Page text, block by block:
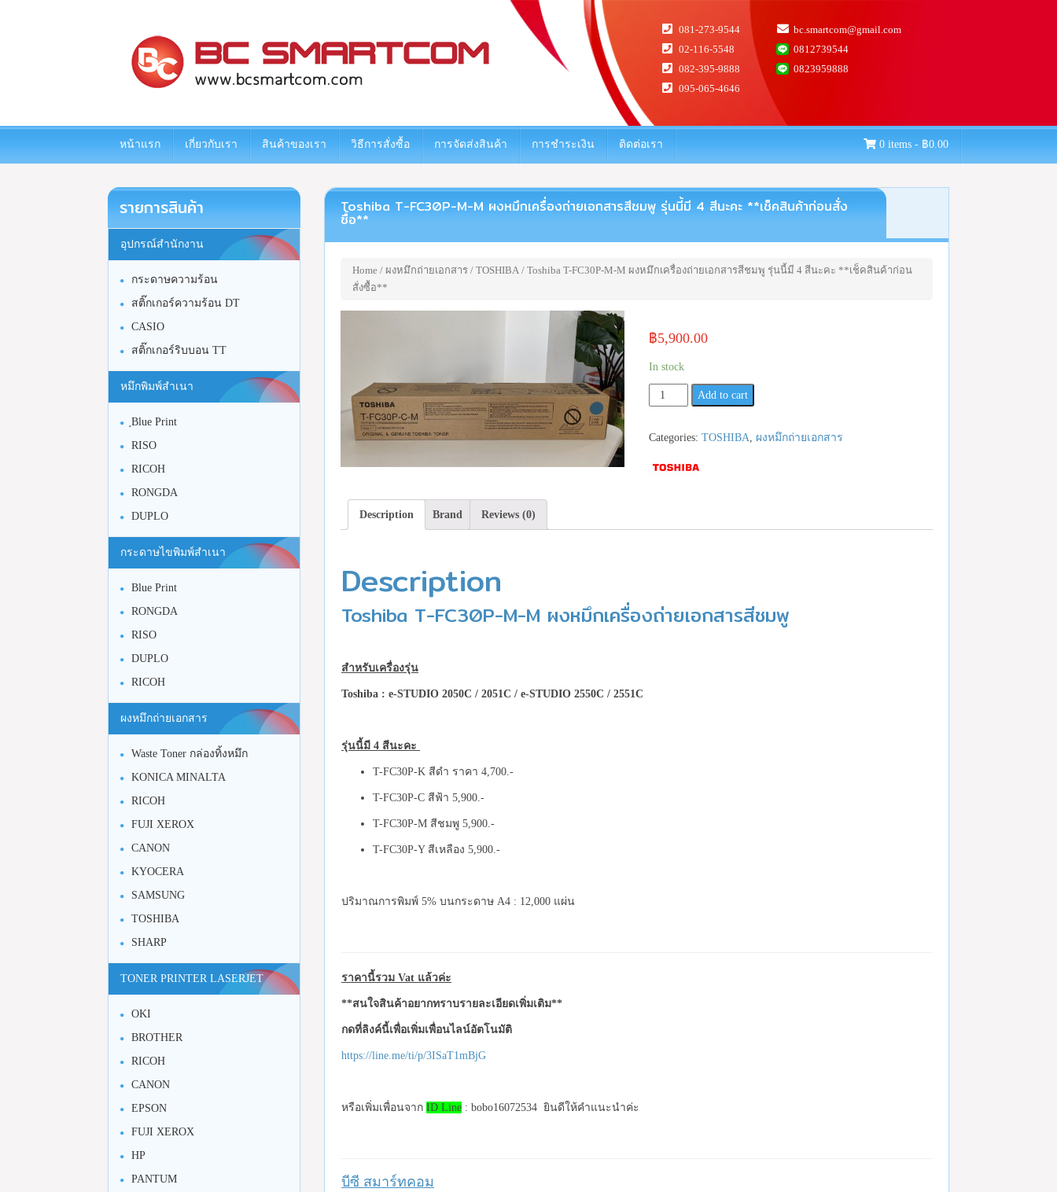
081-273-9544
bc.smartcom@gmail.com
02-116-5548
0812739544
082-395-9888
0823959888
095-065-4646
หน้าแรก เกี่ยวกับเรา สินค้าของเรา วิธีการสั่งซื้อ การจัดส่งสินค้า การชำระเงิน ติดต่อเรา 0 items - ฿0.00
Toshiba T-FC30P-M-M ผงหมึกเครื่องถ่ายเอกสารสีชมพู รุ่นนี้มี 4 สีนะคะ **เช็คสินค้าก่อนสั่ง
ซื้อ**
Home / ผงหมึกถ่ายเอกสาร / TOSHIBA / Toshiba T-FC30P-M-M ผงหมึกเครื่องถ่ายเอกสารสีชมพู รุ่นนี้มี 4 สีนะคะ **เช็คสินค้าก่อน
สั่งซื้อ**
฿5,900.00
In stock
Toshiba
T-
M
นี้
Add to cart
Categories: TOSHIBA, ผงหมึกถ่ายเอกสาร
Description Brand Reviews (0)
Description
Toshiba T-FC30P-M-M ผงหมึกเครื่องถ่ายเอกสารสีชมพู
สำหรับเครื่องรุ่น
Toshiba : e-STUDIO 2050C / 2051C / e-STUDIO 2550C / 2551C
รุ่นนี้มี 4 สีนะคะ
T-FC30P-K สีดำ ราคา 4,700.-
T-FC30P-C สีฟ้า 5,900.-
T-FC30P-M สีชมพู 5,900.-
T-FC30P-Y สีเหลือง 5,900.-
ปริมาณการพิมพ์ 5% บนกระดาษ A4 : 12,000 แผ่น
ราคานี้รวม Vat แล้วค่ะ
**สนใจสินค้าอยากทราบรายละเอียดเพิ่มเติม**
กดที่ลิงค์นี้เพื่อเพิ่มเพื่อนไลน์อัตโนมัติ
https://line.me/ti/p/3ISaT1mBjG
หรือเพิ่มเพื่อนจาก ID Line : bobo16072534 ยินดีให้คำแนะนำค่ะ
บีซี สมาร์ทคอม
รายการสินค้า
อุปกรณ์สำนักงาน
กระดาษความร้อน
สติ๊กเกอร์ความร้อน DT
CASIO
สติ๊กเกอร์ริบบอน TT
หมึกพิมพ์สำเนา
ฺBlue Print
RISO
RICOH
RONGDA
DUPLO
กระดาษไขพิมพ์สำเนา
Blue Print
RONGDA
RISO
DUPLO
RICOH
ผงหมึกถ่ายเอกสาร
Waste Toner กล่องทิ้งหมึก
KONICA MINALTA
RICOH
FUJI XEROX
CANON
KYOCERA
SAMSUNG
TOSHIBA
SHARP
TONER PRINTER LASERJET
OKI
BROTHER
RICOH
CANON
EPSON
FUJI XEROX
HP
PANTUM